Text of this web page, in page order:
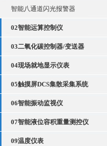
智能八通道闪光报警器
02智能运算控制仪
03二氧化碳控制器/变送器
04现场就地显示仪表
05触摸屏DCS集散采集系统
06智能振动监视仪
07智能液位容积重量测控仪
09温度仪表